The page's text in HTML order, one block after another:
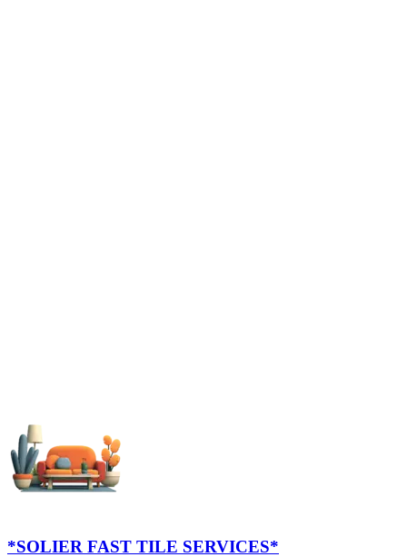
*SOLIER FAST TILE SERVICES*